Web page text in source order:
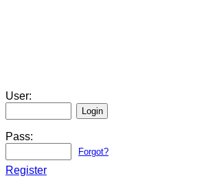
User:
Pass:
Forgot?
Register